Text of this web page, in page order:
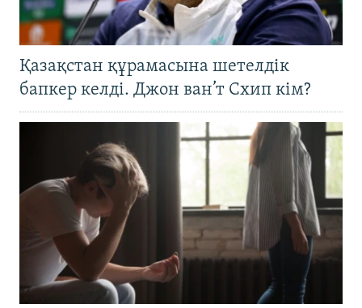
Қазақстан құрамасына шетелдік
бапкер келді. Джон ван’т Схип кім?